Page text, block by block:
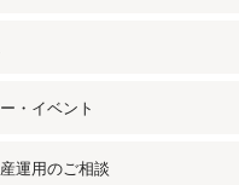
・イベント
運用のご相談